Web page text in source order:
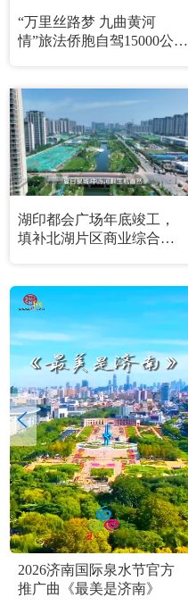
“万里丝路梦 九曲黄河
情”旅法侨胞自驾15000公里
湖印都会广场年底竣工，
填补北湖片区商业综合体
2026济南国际泉水节官方
推广曲《最美是济南》